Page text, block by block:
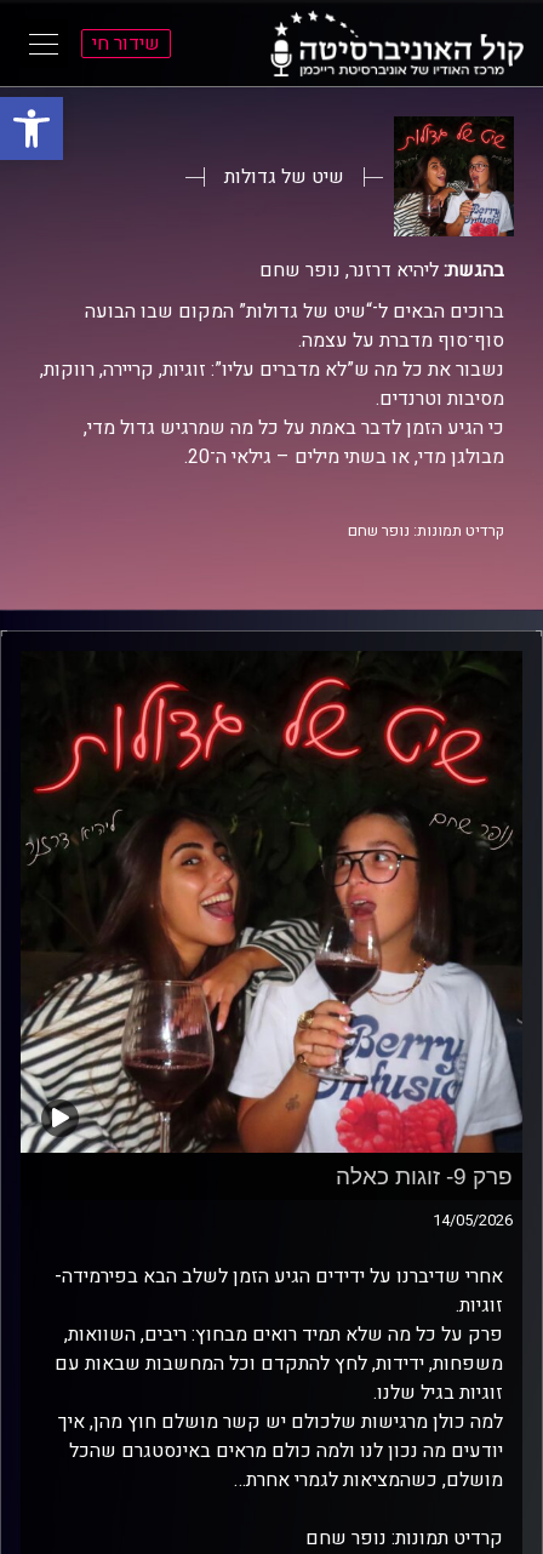
פתח
התפריט
הראשי
התוכן
הראשי
שידור חי
שיט של גדולות
בהגשת:ליהיא דרזנר, נופר שחם
ברוכים הבאים ל־“שיט של גדולות” המקום שבו הבועה
סוף־סוף מדברת על עצמה.
נשבור את כל מה ש”לא מדברים עליו”: זוגיות, קריירה, רווקות,
מסיבות וטרנדים.
כי הגיע הזמן לדבר באמת על כל מה שמרגיש גדול מדי,
מבולגן מדי, או בשתי מילים – גילאי ה־20.
קרדיט תמונות: נופר שחם
פרק 9- זוגות כאלה
14/05/2026
אחרי שדיברנו על ידידים הגיע הזמן לשלב הבא בפירמידה-
זוגיות.
פרק על כל מה שלא תמיד רואים מבחוץ: ריבים, השוואות,
משפחות, ידידות, לחץ להתקדם וכל המחשבות שבאות עם
זוגיות בגיל שלנו.
למה כולן מרגישות שלכולם יש קשר מושלם חוץ מהן, איך
יודעים מה נכון לנו ולמה כולם מראים באינסטגרם שהכל
מושלם, כשהמציאות לגמרי אחרת…
קרדיט תמונות: נופר שחם